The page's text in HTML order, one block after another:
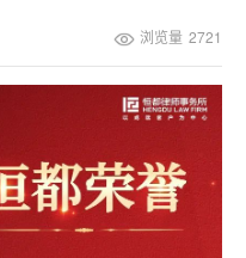
浏览量 2721